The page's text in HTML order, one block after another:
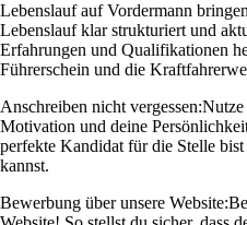
Lebenslauf auf Vordermann
Lebenslauf klar strukturiert und
Erfahrungen und Qualifikationen
Führerschein und die
Anschreiben nicht vergessen:Nutze
Motivation und deine
perfekte Kandidat für die Stelle
kannst.
Bewerbung über unsere Website: